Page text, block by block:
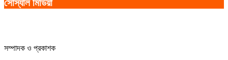
সোস্যাল মিডিয়া
সম্পাদক ও প্রকাশক